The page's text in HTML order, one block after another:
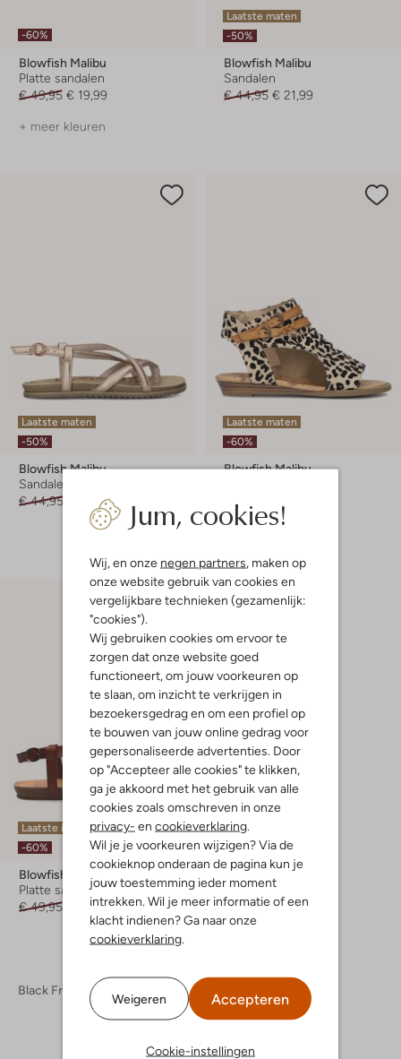
Jum, cookies!
Wij, en onze negen partners, maken op
onze website gebruik van cookies en
vergelijkbare technieken (gezamenlijk:
"cookies").
Wij gebruiken cookies om ervoor te
zorgen dat onze website goed
functioneert, om jouw voorkeuren op
te slaan, om inzicht te verkrijgen in
bezoekersgedrag en om een profiel op
te bouwen van jouw online gedrag voor
gepersonaliseerde advertenties. Door
op "Accepteer alle cookies" te klikken,
ga je akkoord met het gebruik van alle
cookies zoals omschreven in onze
privacy- en cookieverklaring.
Wil je je voorkeuren wijzigen? Via de
cookieknop onderaan de pagina kun je
jouw toestemming ieder moment
intrekken. Wil je meer informatie of een
klacht indienen? Ga naar onze
cookieverklaring.
Weigeren Accepteren
Cookie-instellingen
-60%
Blowfish Malibu
Platte sandalen
€ 49,95 € 19,99
+ meer kleuren
Laatste maten
-50%
Blowfish Malibu
Sandalen
€ 44,95 € 21,99
Laatste maten
-50%
Blowfish Malibu
Sandalen
€ 44,95
€ 21,99
Laatste maten
-60%
Blowfish Malibu
Laatste item
-60%
Blowfish Malibu
Platte sandalen
€ 49,95
€ 19,99
Black Friday